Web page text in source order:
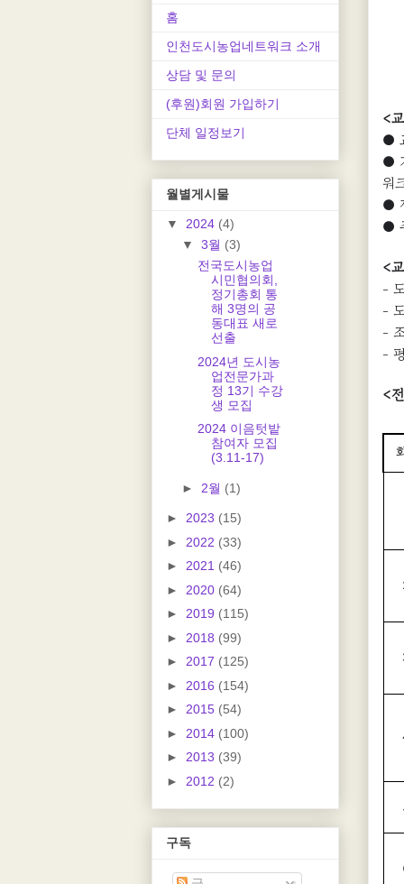
<
●
●
워
●
●
<
-
-
-
-
<
홈
인천도시농업네트워크 소개
상담 및 문의
(후원)회원 가입하기
단체 일정보기
월별게시물
▼ 2024 (4)
▼ 3월 (3)
전국도시농업
시민협의회,
정기총회 통
해 3명의 공
동대표 새로
선출
2024년 도시농
업전문가과
정 13기 수강
생 모집
2024 이음텃밭
참여자 모집
(3.11-17)
► 2월 (1)
► 2023 (15)
► 2022 (33)
► 2021 (46)
► 2020 (64)
► 2019 (115)
► 2018 (99)
► 2017 (125)
► 2016 (154)
► 2015 (54)
► 2014 (100)
► 2013 (39)
► 2012 (2)
구독